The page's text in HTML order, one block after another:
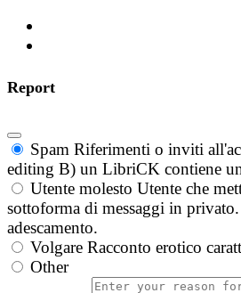
Report
Spam Riferimenti o inviti
editing B) un LibriCK contiene
Utente molesto Utente che
sottoforma di messaggi in
adescamento.
Volgare Racconto erotico
Other